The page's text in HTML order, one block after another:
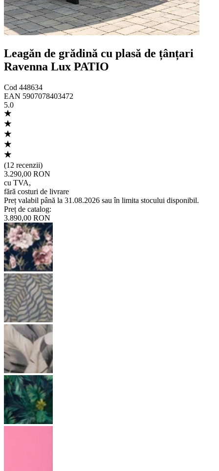
Leagăn de grădină cu plasă de țânțari
Ravenna Lux PATIO
Cod 448634
EAN 5907078403472
5.0
(12 recenzii)
3.290,00 RON
cu TVA,
fără costuri de livrare
Preț valabil până la 31.08.2026 sau în limita stocului disponibil.
Preț de catalog:
3.890,00 RON